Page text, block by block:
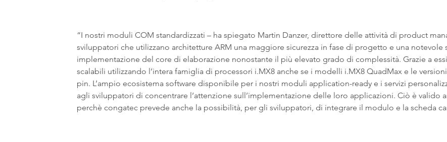
“I nostri moduli COM standardizzati – ha spiegato Martin Danzer, direttore delle attività di product
sviluppatori che utilizzano architetture ARM una maggiore sicurezza in fase di progetto e una notevole
implementazione del core di elaborazione nonostante il più elevato grado di complessità. Grazie a
scalabili utilizzando l’intera famiglia di processori i.MX8 anche se i modelli i.MX8 QuadMax e le
pin. L’ampio ecosistema software disponibile per i nostri moduli application-ready e i servizi
agli sviluppatori di concentrare l‘attenzione sull’implementazione delle loro applicazioni. Ciò è valido
perchè congatec prevede anche la possibilità, per gli sviluppatori, di integrare il modulo e la scheda